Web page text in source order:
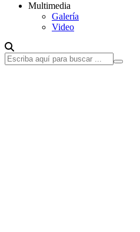
Multimedia
Galería
Video